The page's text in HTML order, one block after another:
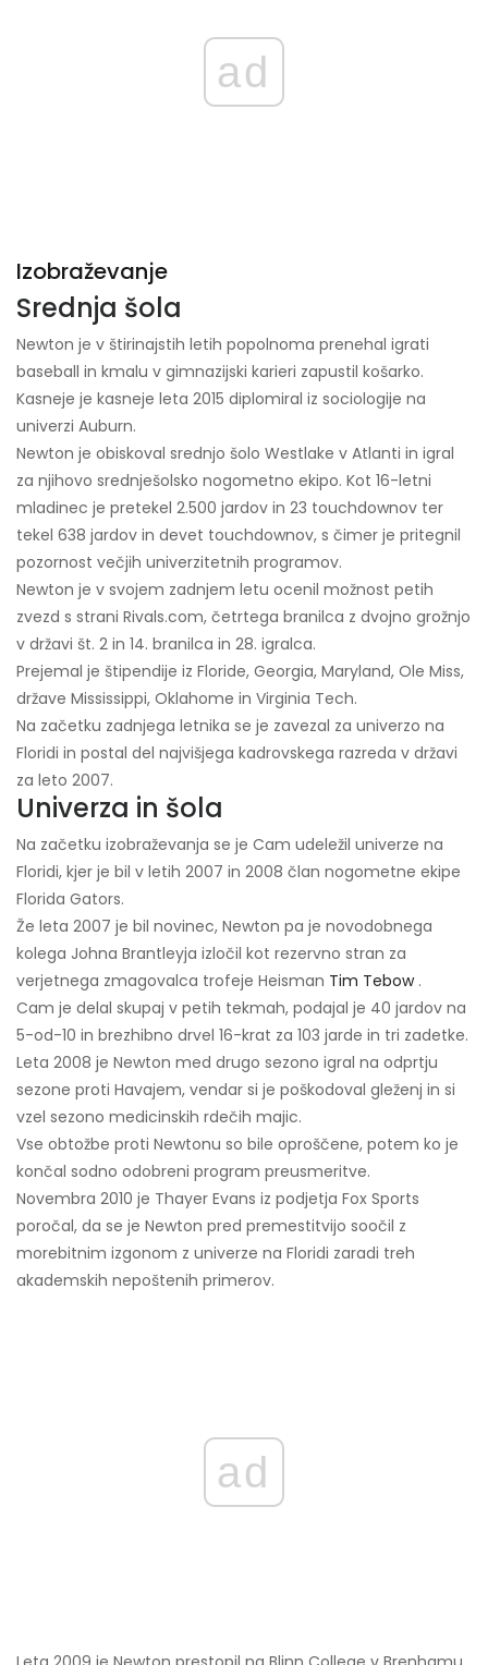
ad
Izobraževanje
Srednja šola
Newton je v štirinajstih letih popolnoma prenehal igrati
baseball in kmalu v gimnazijski karieri zapustil košarko.
Kasneje je kasneje leta 2015 diplomiral iz sociologije na
univerzi Auburn.
Newton je obiskoval srednjo šolo Westlake v Atlanti in igral
za njihovo srednješolsko nogometno ekipo. Kot 16-letni
mladinec je pretekel 2.500 jardov in 23 touchdownov ter
tekel 638 jardov in devet touchdownov, s čimer je pritegnil
pozornost večjih univerzitetnih programov.
Newton je v svojem zadnjem letu ocenil možnost petih
zvezd s strani Rivals.com, četrtega branilca z dvojno grožnjo
v državi št. 2 in 14. branilca in 28. igralca.
Prejemal je štipendije iz Floride, Georgia, Maryland, Ole Miss,
države Mississippi, Oklahome in Virginia Tech.
Na začetku zadnjega letnika se je zavezal za univerzo na
Floridi in postal del najvišjega kadrovskega razreda v državi
za leto 2007.
Univerza in šola
Na začetku izobraževanja se je Cam udeležil univerze na
Floridi, kjer je bil v letih 2007 in 2008 član nogometne ekipe
Florida Gators.
Že leta 2007 je bil novinec, Newton pa je novodobnega
kolega Johna Brantleyja izločil kot rezervno stran za
verjetnega zmagovalca trofeje Heisman Tim Tebow.
Cam je delal skupaj v petih tekmah, podajal je 40 jardov na
5-od-10 in brezhibno drvel 16-krat za 103 jarde in tri zadetke.
Leta 2008 je Newton med drugo sezono igral na odprtju
sezone proti Havajem, vendar si je poškodoval gleženj in si
vzel sezono medicinskih rdečih majic.
Vse obtožbe proti Newtonu so bile oproščene, potem ko je
končal sodno odobreni program preusmeritve.
Novembra 2010 je Thayer Evans iz podjetja Fox Sports
poročal, da se je Newton pred premestitvijo soočil z
morebitnim izgonom z univerze na Floridi zaradi treh
akademskih nepoštenih primerov.
ad